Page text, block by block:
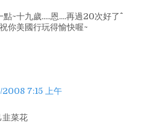
~十九歲.....恩....再過20次好了^^
你美國行玩得愉快喔~
2008 7:15 上午
韭菜花